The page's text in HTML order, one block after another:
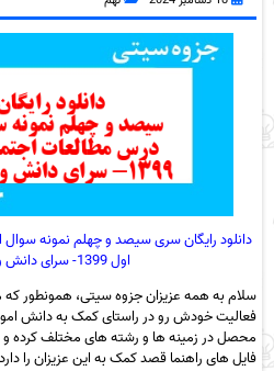
دانلود رایگان سری سیصد و چهلم نمونه
اول 1399- سرای دانش واحد مرزداران
سلام به همه عزیزان جزوه سیتی، همونطور
فعالیت خودش رو در راستای کمک به دانش
محصل در زمینه ها و رشته های مختلف کرده و
فایل های راهنما قصد کمک به این عزیزان را